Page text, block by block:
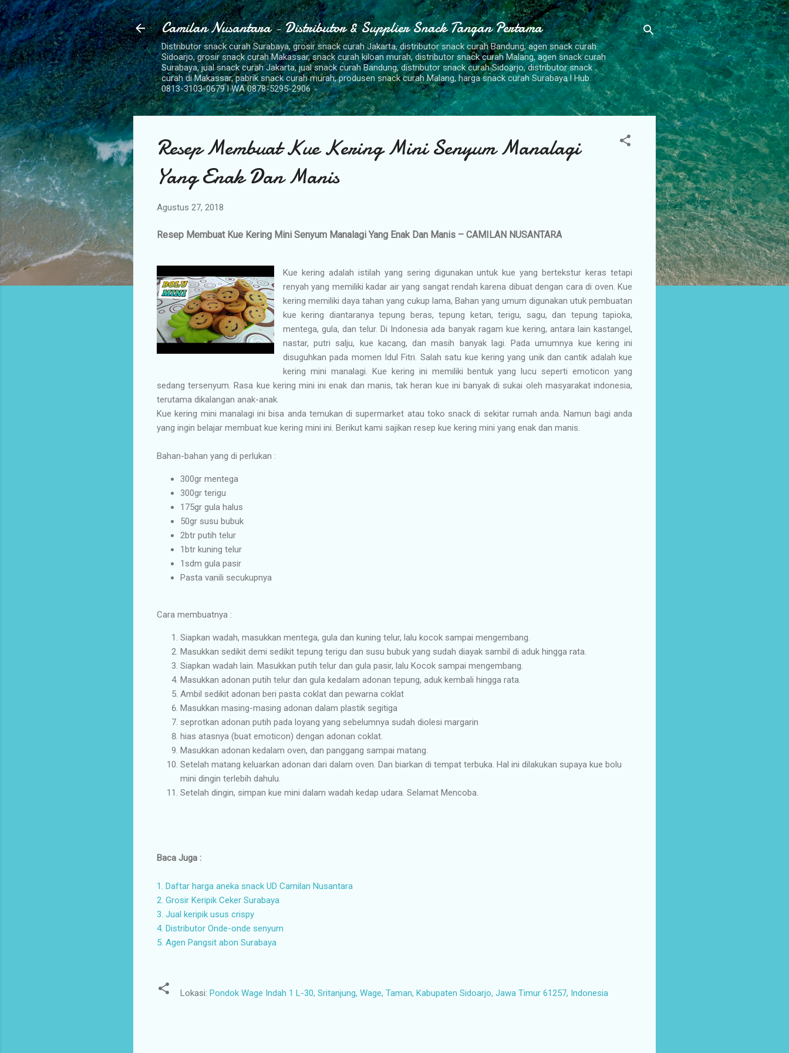
Langsung ke konten utama
Camilan Nusantara - Distributor & Supplier Snack Tangan Pertama
Distributor snack curah Surabaya, grosir snack curah Jakarta, distributor snack curah Bandung, agen snack curah
Sidoarjo, grosir snack curah Makassar, snack curah kiloan murah, distributor snack curah Malang, agen snack curah
Surabaya, jual snack curah Jakarta, jual snack curah Bandung, distributor snack curah Sidoarjo, distributor snack
curah di Makassar, pabrik snack curah murah, produsen snack curah Malang, harga snack curah Surabaya l Hub.
0813-3103-0679 l WA 0878-5295-2906
Resep Membuat Kue Kering Mini Senyum Manalagi
Yang Enak Dan Manis
Agustus 27, 2018
Resep Membuat Kue Kering Mini Senyum Manalagi Yang Enak Dan Manis – CAMILAN NUSANTARA
Kue kering adalah istilah yang sering digunakan untuk kue yang bertekstur keras tetapi
renyah yang memiliki kadar air yang sangat rendah karena dibuat dengan cara di oven. Kue
kering memiliki daya tahan yang cukup lama, Bahan yang umum digunakan utuk pembuatan
kue kering diantaranya tepung beras, tepung ketan, terigu, sagu, dan tepung tapioka,
mentega, gula, dan telur. Di Indonesia ada banyak ragam kue kering, antara lain kastangel,
nastar, putri salju, kue kacang, dan masih banyak lagi. Pada umumnya kue kering ini
disuguhkan pada momen Idul Fitri. Salah satu kue kering yang unik dan cantik adalah kue
kering mini manalagi. Kue kering ini memiliki bentuk yang lucu seperti emoticon yang
sedang tersenyum. Rasa kue kering mini ini enak dan manis, tak heran kue ini banyak di sukai oleh masyarakat indonesia,
terutama dikalangan anak-anak.
Kue kering mini manalagi ini bisa anda temukan di supermarket atau toko snack di sekitar rumah anda. Namun bagi anda
yang ingin belajar membuat kue kering mini ini. Berikut kami sajikan resep kue kering mini yang enak dan manis.
Bahan-bahan yang di perlukan :
300gr mentega
300gr terigu
175gr gula halus
50gr susu bubuk
2btr putih telur
1btr kuning telur
1sdm gula pasir
Pasta vanili secukupnya
Cara membuatnya :
Siapkan wadah, masukkan mentega, gula dan kuning telur, lalu kocok sampai mengembang.
Masukkan sedikit demi sedikit tepung terigu dan susu bubuk yang sudah diayak sambil di aduk hingga rata.
Siapkan wadah lain. Masukkan putih telur dan gula pasir, lalu Kocok sampai mengembang.
Masukkan adonan putih telur dan gula kedalam adonan tepung, aduk kembali hingga rata.
Ambil sedikit adonan beri pasta coklat dan pewarna coklat
Masukkan masing-masing adonan dalam plastik segitiga
seprotkan adonan putih pada loyang yang sebelumnya sudah diolesi margarin
hias atasnya (buat emoticon) dengan adonan coklat.
Masukkan adonan kedalam oven, dan panggang sampai matang.
Setelah matang keluarkan adonan dari dalam oven. Dan biarkan di tempat terbuka. Hal ini dilakukan supaya kue bolu
mini dingin terlebih dahulu.
Setelah dingin, simpan kue mini dalam wadah kedap udara. Selamat Mencoba.
Baca Juga :
1. Daftar harga aneka snack UD Camilan Nusantara
2. Grosir Keripik Ceker Surabaya
3. Jual keripik usus crispy
4. Distributor Onde-onde senyum
5. Agen Pangsit abon Surabaya
Lokasi: Pondok Wage Indah 1 L-30, Sritanjung, Wage, Taman, Kabupaten Sidoarjo, Jawa Timur 61257, Indonesia